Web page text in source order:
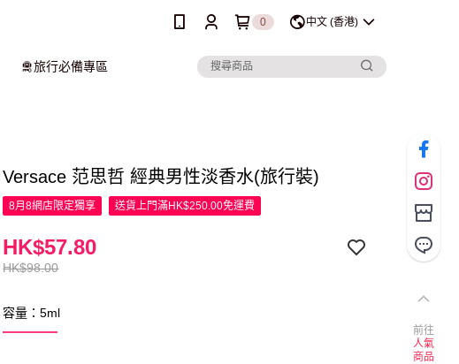
0 中文 (香港)
🛅旅行必備專區
Versace 范思哲 經典男性淡香水(旅行裝)
8月8網店限定獨享 送貨上門滿HK$250.00免運費
HK$98.00
HK$57.80
容量：5ml
前往
人氣
商品